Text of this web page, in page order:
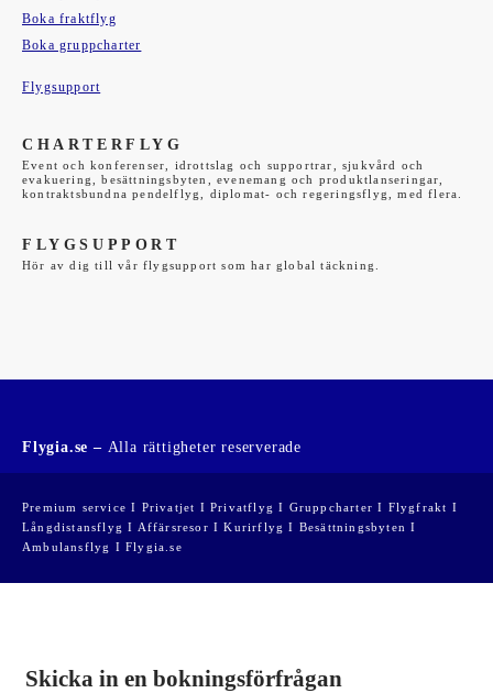
Boka fraktflyg
Boka gruppcharter
Flygsupport
CHARTERFLYG
Event och konferenser, idrottslag och supportrar, sjukvård och
evakuering, besättningsbyten, evenemang och produktlanseringar,
kontraktsbundna pendelflyg, diplomat- och regeringsflyg, med flera.
FLYGSUPPORT
Hör av dig till vår flygsupport som har global täckning.
Flygia.se – Alla rättigheter reserverade
Premium service I Privatjet I Privatflyg I Gruppcharter I Flygfrakt I
Långdistansflyg I Affärsresor I Kurirflyg I Besättningsbyten I
Ambulansflyg I Flygia.se
Skicka in en bokningsförfrågan